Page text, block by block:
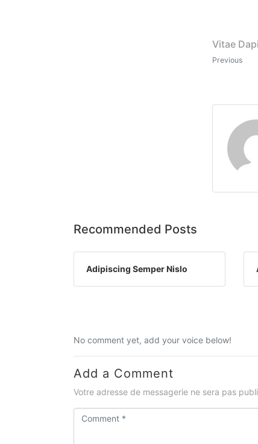
Vitae
Previous
Recommended Posts
Adipiscing Semper Nislo
No comment yet, add your voice below!
Add a Comment
Votre adresse de messagerie ne sera pas